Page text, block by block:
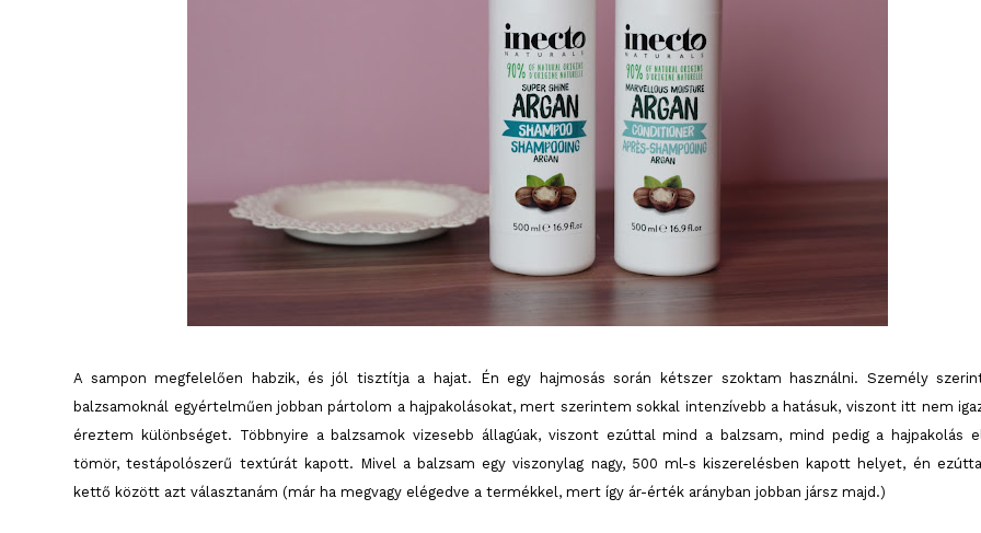
A sampon megfelelően habzik, és jól tisztítja a hajat. Én egy hajmosás során kétszer szoktam használni. Személy
balzsamoknál egyértelműen jobban pártolom a hajpakolásokat, mert szerintem sokkal intenzívebb a hatásuk, viszont itt nem
éreztem különbséget. Többnyire a balzsamok vizesebb állagúak, viszont ezúttal mind a balzsam, mind pedig a hajpakolás
tömör, testápolószerű textúrát kapott. Mivel a balzsam egy viszonylag nagy, 500 ml-s kiszerelésben kapott helyet, én
kettő között azt választanám (már ha megvagy elégedve a termékkel, mert így ár-érték arányban jobban jársz majd.)